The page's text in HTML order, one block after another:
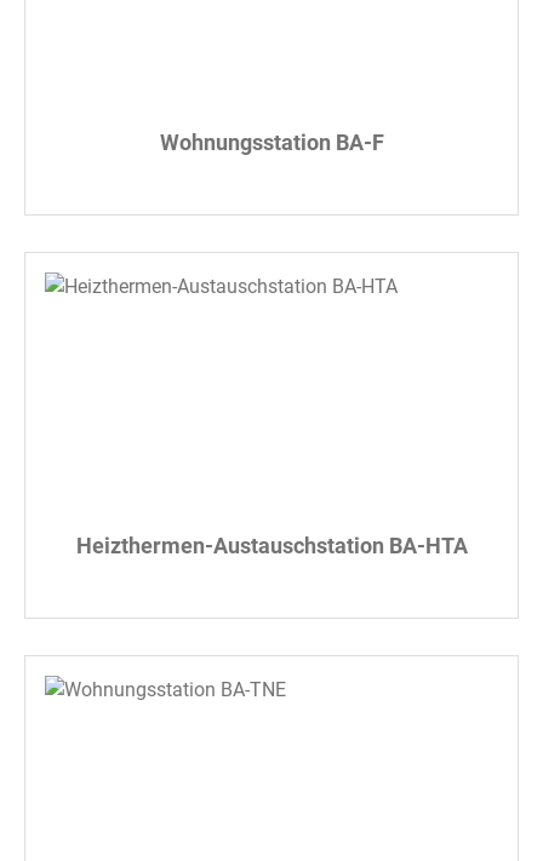
Wohnungsstation BA-F
Heizthermen-Austauschstation BA-HTA